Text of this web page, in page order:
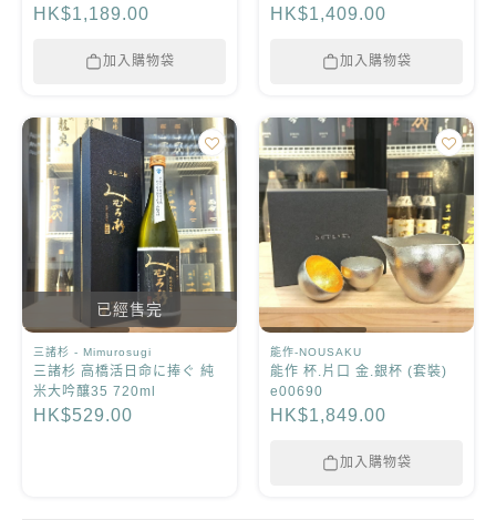
HK$1,189.00
加入購物袋
HK$1,409.00
加入購物袋
已經售完
三諸杉 - Mimurosugi
三諸杉 高橋活日命に捧ぐ 純
米大吟釀35 720ml
HK$529.00
能作-NOUSAKU
能作 杯.片口 金.銀杯 (套裝)
e00690
HK$1,849.00
加入購物袋